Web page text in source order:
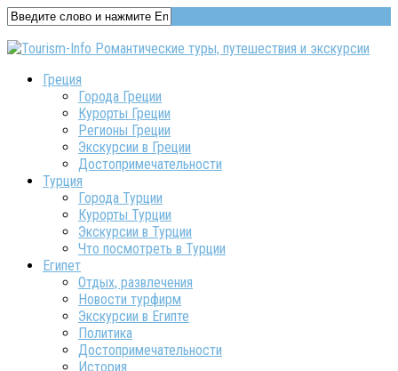
Греция
Города Греции
Курорты Греции
Регионы Греции
Экскурсии в Греции
Достопримечательности
Турция
Города Турции
Курорты Турции
Экскурсии в Турции
Что посмотреть в Турции
Египет
Отдых, развлечения
Новости турфирм
Экскурсии в Египте
Политика
Достопримечательности
История